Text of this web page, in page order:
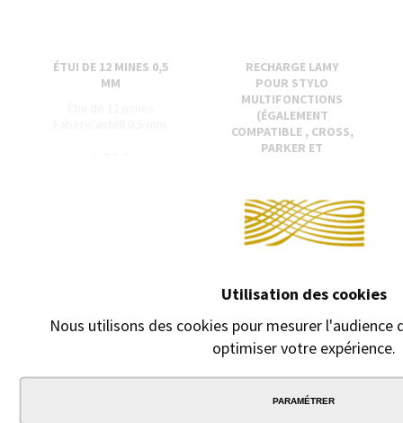
Utilisation des cookies
Nous utilisons des cookies pour mesurer
optimiser votre expérience.
PARAMÉTRER
ÉTUI DE 12 MINES 0,5
MM
RECHARGE LAMY
POUR STYLO
MULTIFONCTIONS
(ÉGALEMENT
COMPATIBLE , CROSS,
PARKER ET
multifonctions
2,30 €